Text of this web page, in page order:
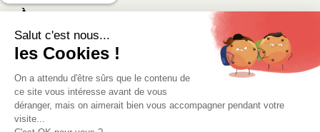
À propos
Contact
Eurometropolis.eu